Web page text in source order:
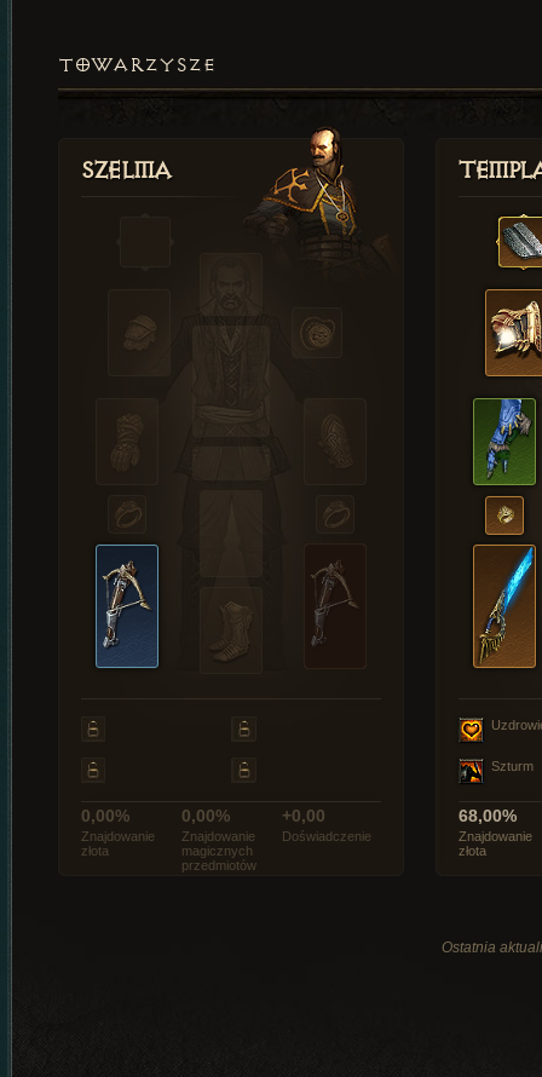
TOWARZYSZE
Szelma
0,00%
Znajdowanie
złota
0,00%
Znajdowanie
magicznych
przedmiotów
+0,00
Doświadczenie
Szturm
68,00%
Znajdowanie
złota
Ostatnia